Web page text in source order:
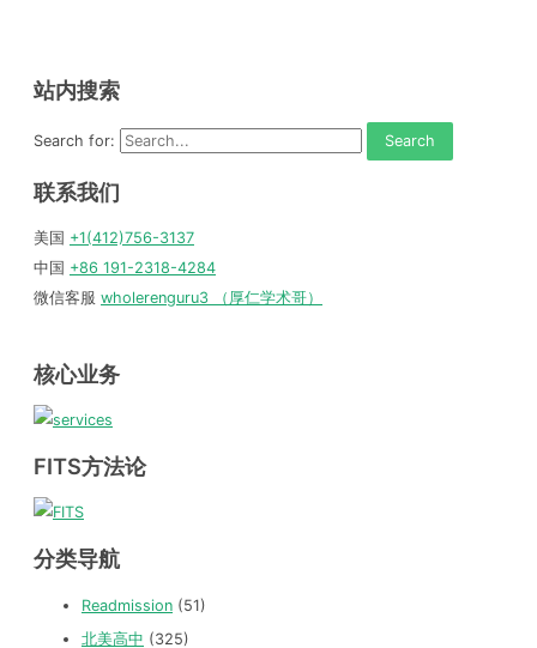
站内搜索
Search for:
联系我们
美国 +1(412)756-3137
中国 +86 191-2318-4284
微信客服 wholerenguru3 （厚仁学术哥）
核心业务
FITS方法论
分类导航
Readmission (51)
北美高中 (325)